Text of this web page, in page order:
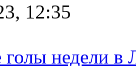
12:35
недели в